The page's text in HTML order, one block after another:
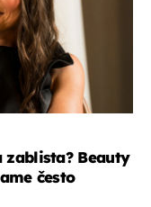
Beauty
često